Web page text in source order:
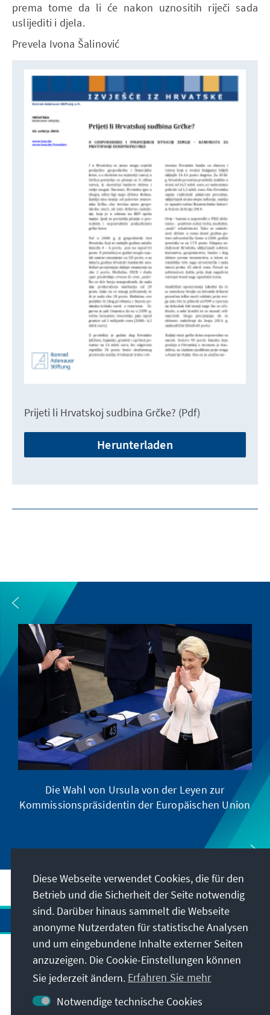
prema tome da li će nakon uznositih riječi sada
uslijediti i djela.
Prevela Ivona Šalinović
Prijeti li Hrvatskoj sudbina Grčke? (Pdf)
Herunterladen
Die Wahl von Ursula von der Leyen zur
Kommissionspräsidentin der Europäischen Union
Anschrift
Kontakt
Diese Webseite verwendet Cookies, die für den
Betrieb und die Sicherheit der Seite notwendig
sind. Darüber hinaus sammelt die Webseite
anonyme Nutzerdaten für statistische Analysen
und um eingebundene Inhalte externer Seiten
anzuzeigen. Die Cookie-Einstellungen können
Sie jederzeit ändern. Erfahren Sie mehr
Notwendige technische Cookies